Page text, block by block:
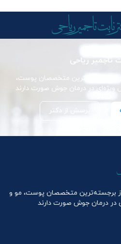
تاجمیر ریاحی
از برجسته‌ترین متخصصان پوست،
ویژه‌ای در درمان جوش صورت دارند
پرسش از دکتر
از برجسته‌ترین متخصصان پوست، مو و
در درمان جوش صورت دارند